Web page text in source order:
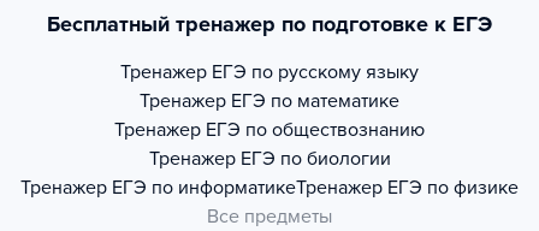
Бесплатный тренажер по подготовке к ЕГЭ
Тренажер ЕГЭ по русскому языку
Тренажер ЕГЭ по математике
Тренажер ЕГЭ по обществознанию
Тренажер ЕГЭ по биологии
Тренажер ЕГЭ по информатикеТренажер ЕГЭ по физике
Все предметы